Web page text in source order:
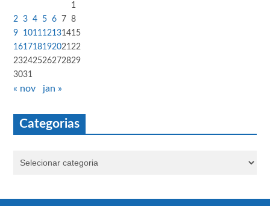
1
2
3 4 5 6 7 8
9
1011 12131415
161718192021 22
23242526272829
3031
« nov jan »
Categorias